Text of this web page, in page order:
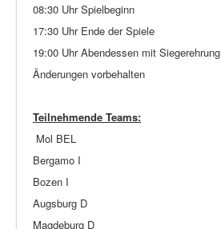
08:30 Uhr Spielbeginn
17:30 Uhr Ende der Spiele
19:00 Uhr Abendessen mit Siegerehrung
Änderungen vorbehalten
Teilnehmende Teams:
Mol BEL
Bergamo I
Bozen I
Augsburg D
Magdeburg D